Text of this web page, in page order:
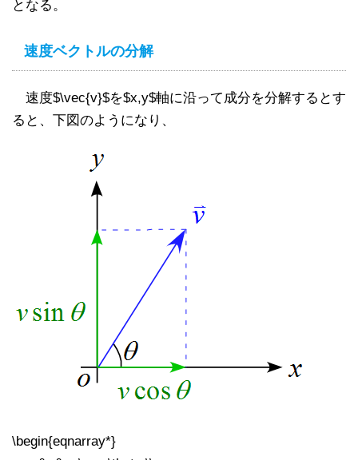
となる。
速度ベクトルの分解
速度$\vec{v}$を$x,y$軸に沿って成分を分解するとす
ると、下図のようになり、
\begin{eqnarray*}